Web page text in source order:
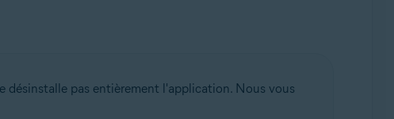
désinstalle pas entièrement l'application. Nous vous